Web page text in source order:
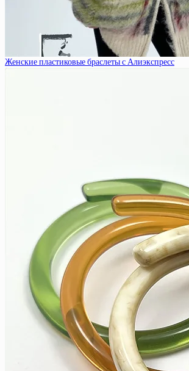
Женские пластиковые браслеты с Алиэкспресс